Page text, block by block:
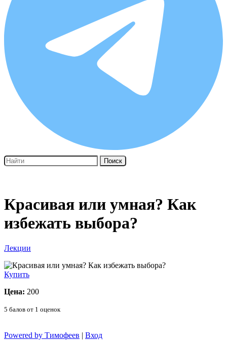
Поиск
Красивая или умная? Как
избежать выбора?
Лекции
Купить
Цена: 200
5 балов от 1 оценок
Powered by Тимофеев | Вход